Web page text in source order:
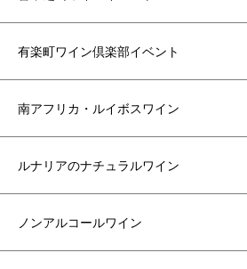
有楽町ワイン倶楽部イベント
南アフリカ・ルイボスワイン
ルナリアのナチュラルワイン
ノンアルコールワイン